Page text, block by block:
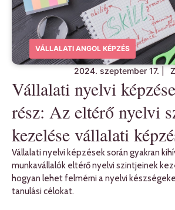
VÁLLALATI ANGOL KÉPZÉS
2024. szeptember 17.
Vállalati nyelvi
rész: Az eltérő nyelvi
kezelése vállalati
Vállalati nyelvi képzések során gyakran
munkavállalók eltérő nyelvi szintjeinek
hogyan lehet felmérni a nyelvi
tanulási célokat.